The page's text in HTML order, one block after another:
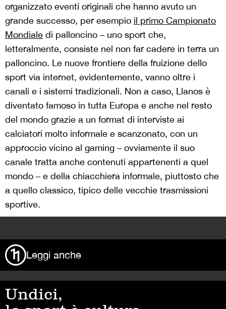
organizzato eventi originali che hanno avuto un
grande successo, per esempio il primo Campionato
Mondiale di palloncino – uno sport che,
letteralmente, consiste nel non far cadere in terra un
palloncino. Le nuove frontiere della fruizione dello
sport via internet, evidentemente, vanno oltre i
canali e i sistemi tradizionali. Non a caso, Llanos è
diventato famoso in tutta Europa e anche nel resto
del mondo grazie a un format di interviste ai
calciatori molto informale e scanzonato, con un
approccio vicino al gaming – ovviamente il suo
canale tratta anche contenuti appartenenti a quel
mondo – e della chiacchiera informale, piuttosto che
a quello classico, tipico delle vecchie trasmissioni
sportive.
Leggi anche
Undici,